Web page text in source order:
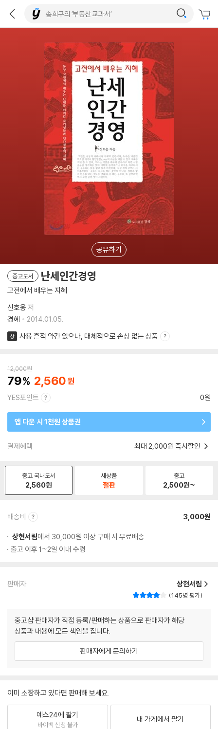
공유하기
중고도서 난세인간경영
고전에서 배우는 지혜
신호웅 저
경혜
2014.01.05.
상 사용 흔적 약간 있으나, 대체적으로 손상 없는 상품
12,000원
79 2,560
YES포인트 0원
앱 다운 시 1천원 상품권
결제혜택 최대 2,000원 즉시할인
중고 국내도서
2,560원
새상품
절판
중고
2,500원~
배송비 3,000원
상현서림에서 30,000원 이상 구매 시 무료배송
출고 이후 1~2일 이내 수령
판매자 상현서림
145명 평가
중고샵 판매자가 직접 등록/판매하는 상품으로 판매자가 해당
상품과 내용에 모든 책임을 집니다.
판매자에게 문의하기
이미 소장하고 있다면 판매해 보세요.
예스24에 팔기
바이백 신청 불가
내 가게에서 팔기